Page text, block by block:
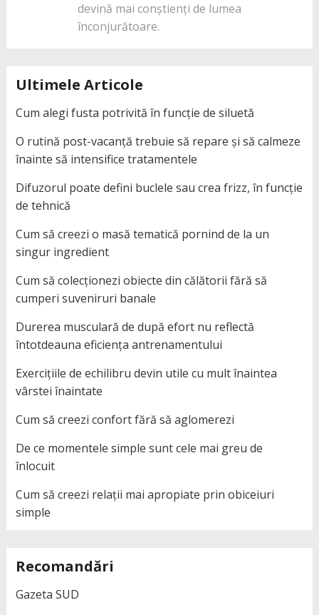
devină mai conștienți de lumea
înconjurătoare.
Ultimele Articole
Cum alegi fusta potrivită în funcție de siluetă
O rutină post-vacanță trebuie să repare și să calmeze
înainte să intensifice tratamentele
Difuzorul poate defini buclele sau crea frizz, în funcție
de tehnică
Cum să creezi o masă tematică pornind de la un
singur ingredient
Cum să colecționezi obiecte din călătorii fără să
cumperi suveniruri banale
Durerea musculară de după efort nu reflectă
întotdeauna eficiența antrenamentului
Exercițiile de echilibru devin utile cu mult înaintea
vârstei înaintate
Cum să creezi confort fără să aglomerezi
De ce momentele simple sunt cele mai greu de
înlocuit
Cum să creezi relații mai apropiate prin obiceiuri
simple
Recomandări
Gazeta SUD